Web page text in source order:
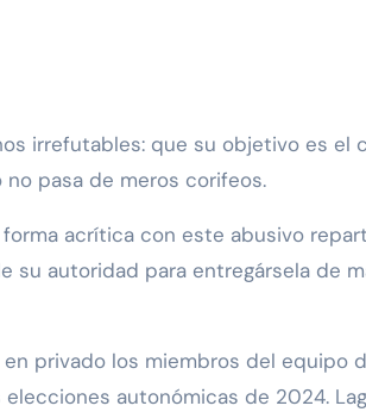
irrefutables: que su objetivo es
pasa de meros corifeos.
acrítica con este abusivo
su autoridad para entregársela de
privado los miembros del equipo
autonómicas de 2024.